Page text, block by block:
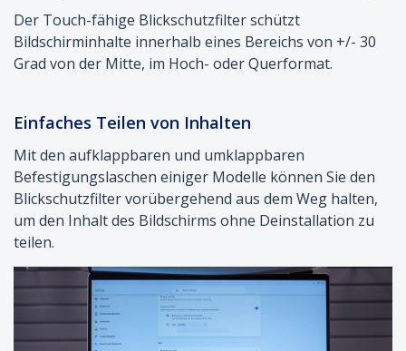
Der Touch-fähige Blickschutzfilter schützt
Bildschirminhalte innerhalb eines Bereichs von +/- 30
Grad von der Mitte, im Hoch- oder Querformat.
Einfaches Teilen von Inhalten
Mit den aufklappbaren und umklappbaren
Befestigungslaschen einiger Modelle können Sie den
Blickschutzfilter vorübergehend aus dem Weg halten,
um den Inhalt des Bildschirms ohne Deinstallation zu
teilen.